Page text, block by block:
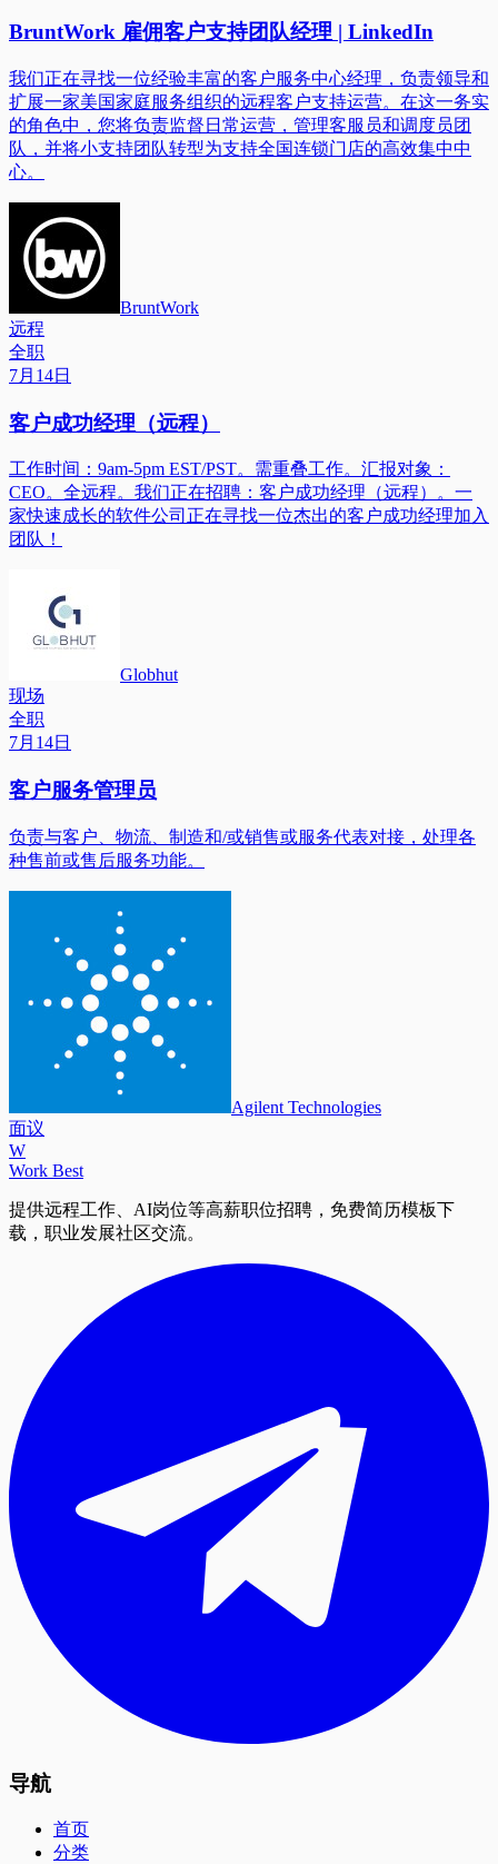
BruntWork 雇佣客户支持团队经理 | LinkedIn
我们正在寻找一位经验丰富的客户服务中心经理，负责领导和
扩展一家美国家庭服务组织的远程客户支持运营。在这一务实
的角色中，您将负责监督日常运营，管理客服员和调度员团
队，并将小支持团队转型为支持全国连锁门店的高效集中中
心。
BruntWork
远程
全职
7月14日
客户成功经理（远程）
工作时间：9am-5pm EST/PST。需重叠工作。汇报对象：
CEO。全远程。我们正在招聘：客户成功经理（远程）。一
家快速成长的软件公司正在寻找一位杰出的客户成功经理加入
团队！
Globhut
现场
全职
7月14日
客户服务管理员
负责与客户、物流、制造和/或销售或服务代表对接，处理各
种售前或售后服务功能。
Agilent Technologies
面议
W
Work Best
提供远程工作、AI岗位等高薪职位招聘，免费简历模板下
载，职业发展社区交流。
导航
首页
分类